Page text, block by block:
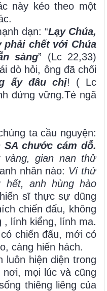
này kéo theo một
dạn: “Lạy Chúa,
phải chết với Chúa
sàng” (Lc 22,33)
dò hỏi, ông đã chối
ấy đâu chị! ( Lc
đứng vững.Té ngã
ta cầu nguyện:
chước cám dỗ.
vàng, gian nan thử
nhân nào: Ví thử
hết, anh hùng hào
sĩ thực sự dũng
chiến đấu, không
, lính kiểng, lính ma.
chiến đấu, mới có
càng hiển hách.
hiện diện trong
mọi lúc và cũng
thiêng liêng của